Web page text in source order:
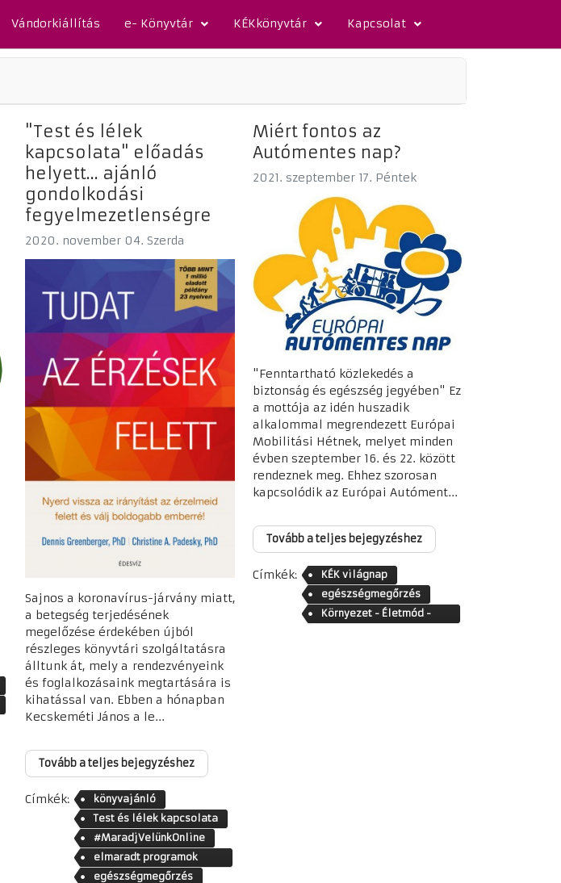
Vándorkiállítás e- Könyvtár KÉKkönyvtár Kapcsolat
"Test és lélek
kapcsolata" előadás
helyett... ajánló
gondolkodási
fegyelmezetlenségre
2020. november 04. Szerda
Sajnos a koronavírus-járvány miatt,
a betegség terjedésének
megelőzése érdekében újból
részleges könyvtári szolgáltatásra
álltunk át, mely a rendezvényeink
és foglalkozásaink megtartására is
kihatással van. Ebben a hónapban
Kecskeméti János a le...
Tovább a teljes bejegyzéshez
Címkék:
könyvajánló
Test és lélek kapcsolata
#MaradjVelünkOnline
elmaradt programok
helyett
egészségmegőrzés
Miért fontos az
Autómentes nap?
2021. szeptember 17. Péntek
"Fenntartható közlekedés a
biztonság és egészség jegyében" Ez
a mottója az idén huszadik
alkalommal megrendezett Európai
Mobilitási Hétnek, melyet minden
évben szeptember 16. és 22. között
rendeznek meg. Ehhez szorosan
kapcsolódik az Európai Autóment...
Tovább a teljes bejegyzéshez
Címkék:
KÉK világnap
egészségmegőrzés
Környezet - Életmód -